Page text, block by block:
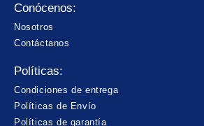
Conócenos:
Nosotros
Contáctanos
Políticas:
Condiciones de entrega
Políticas de Envío
Políticas de garantía